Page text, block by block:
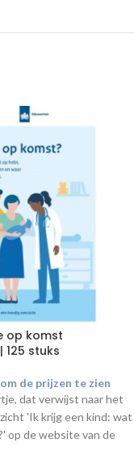
op komst
125 stuks
de prijzen te zien
dat verwijst naar het
'Ik krijg een kind: wat
op de website van de